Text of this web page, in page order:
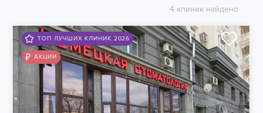
4 клиник найдено
ТОП ЛУЧШИХ КЛИНИК 2026
АКЦИИ